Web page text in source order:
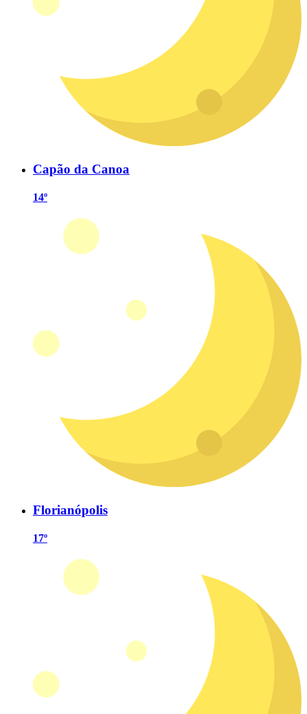
Capão da Canoa
14º
Florianópolis
17º